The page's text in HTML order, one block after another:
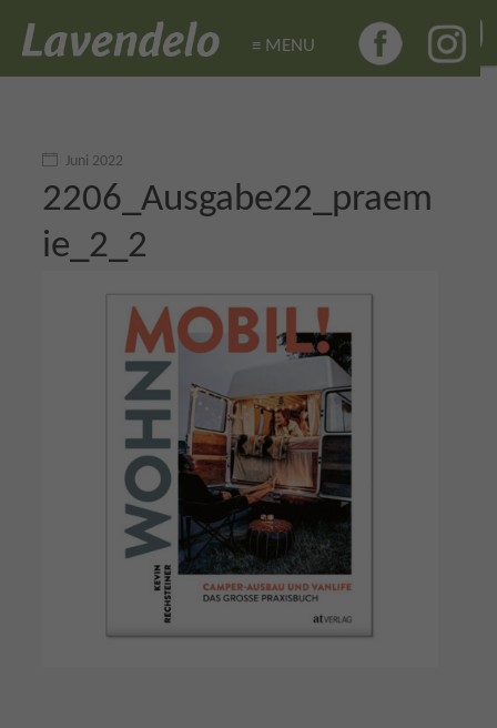
≡ MENU
≡ MENU
Juni 2022
2206_Ausgabe22_praem
ie_2_2